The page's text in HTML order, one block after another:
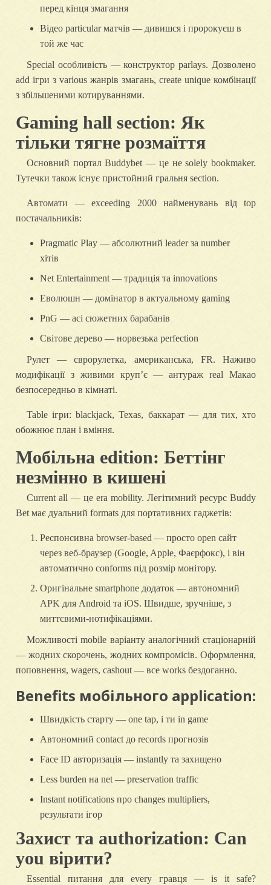
перед кінця змагання
Відео particular матчів — дивишся і пророкуєш в
той же час
Special особливість — конструктор parlays. Дозволено
add ігри з various жанрів змагань, create unique комбінації
з збільшеними котируваннями.
Gaming hall section: Як
тільки тягне розмаїття
Основний портал Buddybet — це не solely bookmaker.
Тутечки також існує пристойний гральня section.
Автомати — exceeding 2000 найменувань від top
постачальників:
Pragmatic Play — абсолютний leader за number
хітів
Net Entertainment — традиція та innovations
Еволюшн — домінатор в актуальному gaming
PnG — асі сюжетних барабанів
Світове дерево — норвезька perfection
Рулет — єврорулетка, американська, FR. Наживо
модифікації з живими крупʼє — антураж real Макао
безпосередньо в кімнаті.
Table ігри: blackjack, Texas, баккарат — для тих, хто
обожнює план і вміння.
Мобільна edition: Беттінг
незмінно в кишені
Current all — це era mobility. Легітимний ресурс Buddy
Bet має дуальний formats для портативних гаджетів:
Респонсивна browser-based — просто open сайт
через веб-браузер (Google, Apple, Фаєрфокс), і він
автоматично conforms під розмір монітору.
Оригінальне smartphone додаток — автономний
APK для Android та iOS. Швидше, зручніше, з
миттєвими-нотифікаціями.
Можливості mobile варіанту аналогічний стаціонарній
— жодних скорочень, жодних компромісів. Оформлення,
поповнення, wagers, cashout — все works бездоганно.
Benefits мобільного application:
Швидкість старту — one tap, і ти in game
Автономний contact до records прогнозів
Face ID авторизація — instantly та захищено
Less burden на net — preservation traffic
Instant notifications про changes multipliers,
результати ігор
Захист та authorization: Can
you вірити?
Essential питання для every гравця — is it safe?